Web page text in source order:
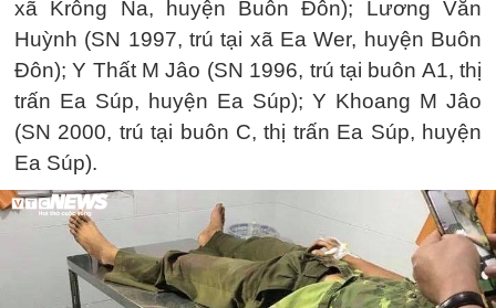
xã Krông Na, huyện Buôn Đôn); Lương Văn
Huỳnh (SN 1997, trú tại xã Ea Wer, huyện Buôn
Đôn); Y Thất M Jâo (SN 1996, trú tại buôn A1, thị
trấn Ea Súp, huyện Ea Súp); Y Khoang M Jâo
(SN 2000, trú tại buôn C, thị trấn Ea Súp, huyện
Ea Súp).